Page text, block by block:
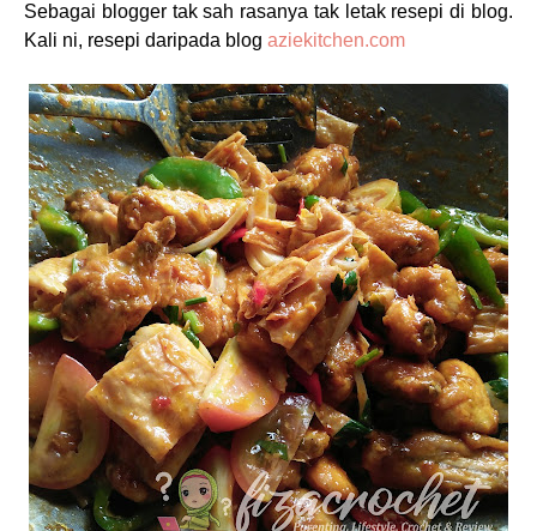
Sebagai blogger tak sah rasanya tak letak resepi di blog.
Kali ni, resepi daripada blog aziekitchen.com